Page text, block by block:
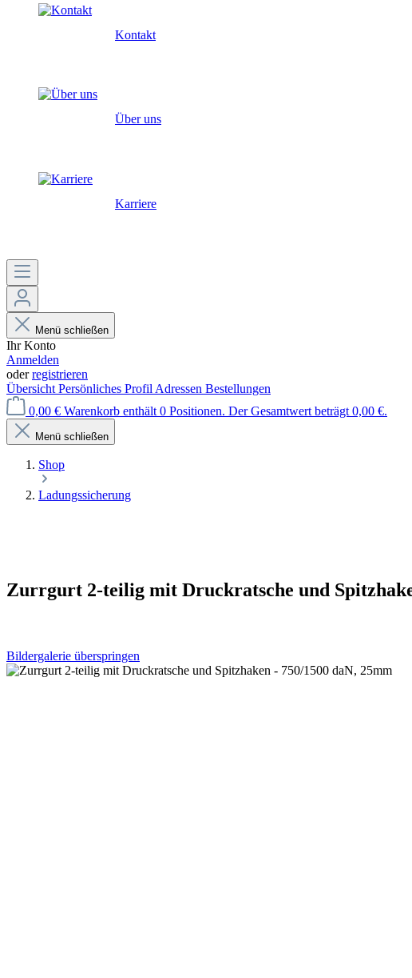
Kontakt
Über uns
Karriere
Menü schließen
Ihr Konto
Anmelden
oderregistrieren
Übersicht Persönliches Profil Adressen Bestellungen
0,00 € Warenkorb enthält 0 Positionen. Der Gesamtwert beträgt 0,00 €.
Menü schließen
Shop
Ladungssicherung
Zurrgurt 2-teilig mit Druckratsche und
Bildergalerie überspringen